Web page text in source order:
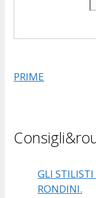
PRIME
GLI
RONDINI.